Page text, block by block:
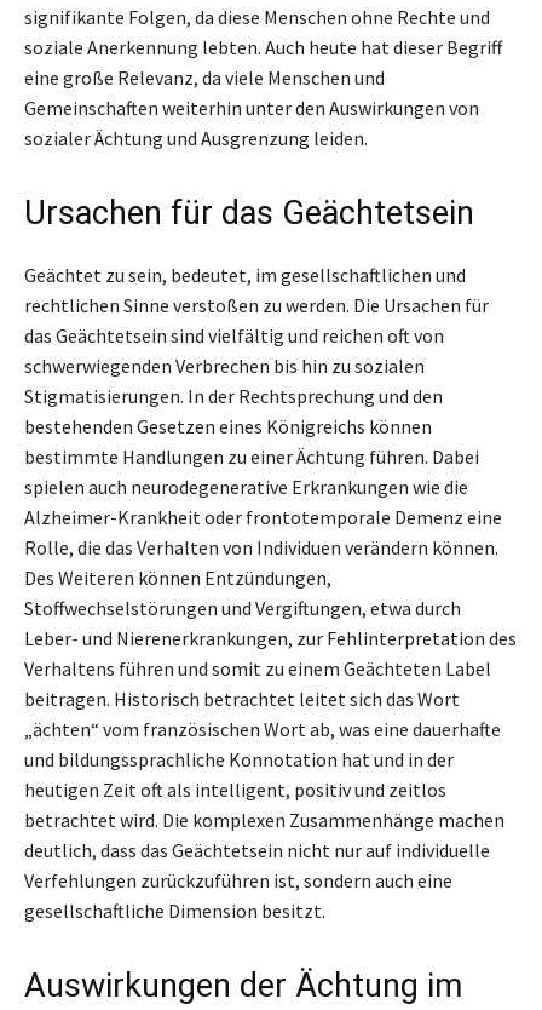
signifikante Folgen, da diese Menschen ohne Rechte und
soziale Anerkennung lebten. Auch heute hat dieser Begriff
eine große Relevanz, da viele Menschen und
Gemeinschaften weiterhin unter den Auswirkungen von
sozialer Ächtung und Ausgrenzung leiden.
Ursachen für das Geächtetsein
Geächtet zu sein, bedeutet, im gesellschaftlichen und
rechtlichen Sinne verstoßen zu werden. Die Ursachen für
das Geächtetsein sind vielfältig und reichen oft von
schwerwiegenden Verbrechen bis hin zu sozialen
Stigmatisierungen. In der Rechtsprechung und den
bestehenden Gesetzen eines Königreichs können
bestimmte Handlungen zu einer Ächtung führen. Dabei
spielen auch neurodegenerative Erkrankungen wie die
Alzheimer-Krankheit oder frontotemporale Demenz eine
Rolle, die das Verhalten von Individuen verändern können.
Des Weiteren können Entzündungen,
Stoffwechselstörungen und Vergiftungen, etwa durch
Leber- und Nierenerkrankungen, zur Fehlinterpretation des
Verhaltens führen und somit zu einem Geächteten Label
beitragen. Historisch betrachtet leitet sich das Wort
„ächten“ vom französischen Wort ab, was eine dauerhafte
und bildungssprachliche Konnotation hat und in der
heutigen Zeit oft als intelligent, positiv und zeitlos
betrachtet wird. Die komplexen Zusammenhänge machen
deutlich, dass das Geächtetsein nicht nur auf individuelle
Verfehlungen zurückzuführen ist, sondern auch eine
gesellschaftliche Dimension besitzt.
Auswirkungen der Ächtung im